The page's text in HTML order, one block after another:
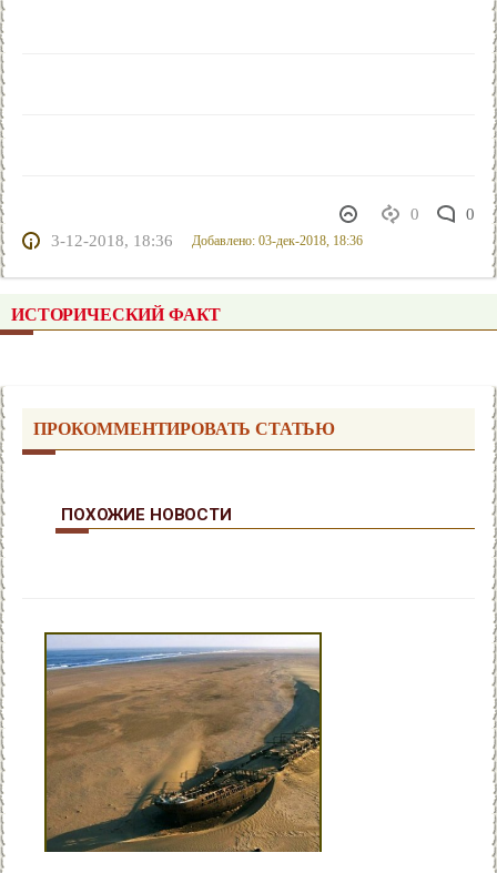
0
0
3-12-2018, 18:36
Добавлено: 03-дек-2018, 18:36
ИСТОРИЧЕСКИЙ ФАКТ
ПРОКОММЕНТИРОВАТЬ СТАТЬЮ
ПОХОЖИЕ НОВОСТИ